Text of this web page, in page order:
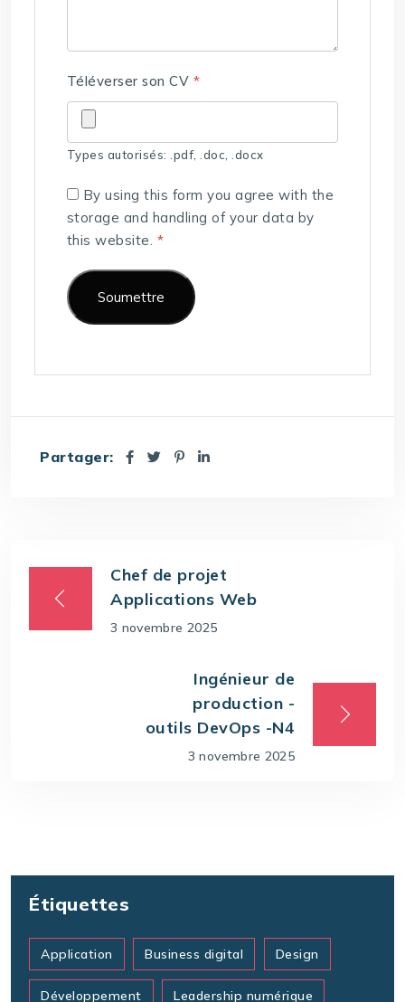
Téléverser son CV *
Types autorisés: .pdf, .doc, .docx
By using this form you agree with the
storage and handling of your data by
this website. *
Partager:
Chef de projet
Applications Web
3 novembre 2025
Ingénieur de
production -
outils DevOps -N4
3 novembre 2025
Étiquettes
Application Business digital Design
Développement Leadership numérique